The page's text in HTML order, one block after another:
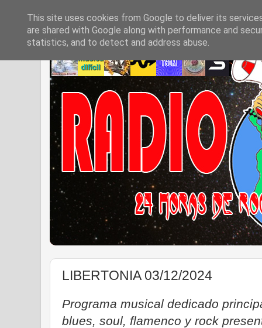
LIBERTONIA 03/12/2024
Programa musical dedicado
blues, soul, flamenco y rock
This site uses cookies from Google to deliver its
are shared with Google along with performance and
statistics, and to detect and address abuse.